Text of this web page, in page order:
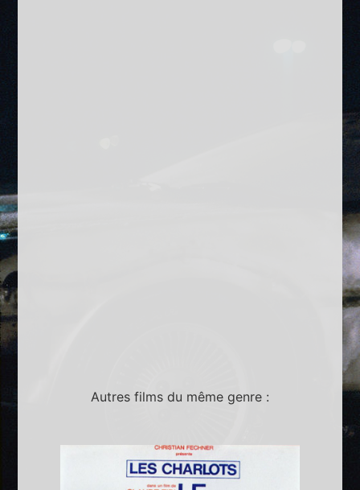
Autres films du même genre :